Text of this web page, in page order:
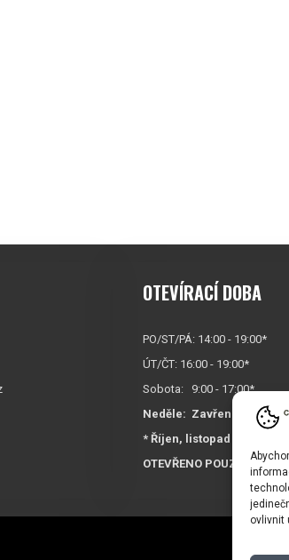
ovlivnit
OTEVÍRACÍ DOBA
PO/ST/PÁ: 14:00 - 19:00*
ÚT/ČT: 16:00 - 19:00*
Sobota: 9:00 - 17:00*
Neděle: Zavřeno
* Říjen, listopad a prosinec
OTEVŘENO POUZE
PO/